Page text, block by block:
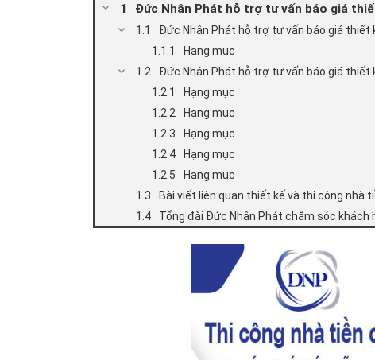
Đức Nhân Phát hỗ trợ tư vấn báo giá
Đức Nhân Phát hỗ trợ tư vấn báo giá thiết
Hạng mục
Đức Nhân Phát hỗ trợ tư vấn báo giá thiết
Hạng mục
Hạng mục
Hạng mục
Hạng mục
Hạng mục
Bài viết liên quan thiết kế và thi công nhà
Tổng đài Đức Nhân Phát chăm sóc khách